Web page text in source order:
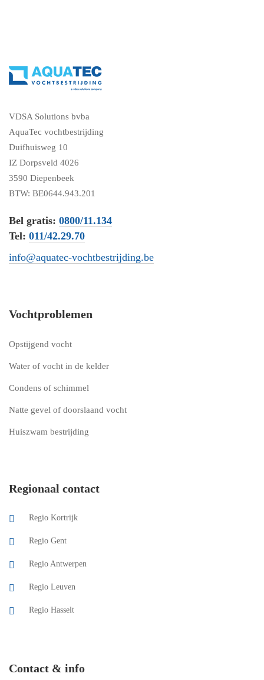
VDSA Solutions bvba
AquaTec vochtbestrijding
Duifhuisweg 10
IZ Dorpsveld 4026
3590 Diepenbeek
BTW: BE0644.943.201
Bel gratis: 0800/11.134
Tel: 011/42.29.70
info@aquatec-vochtbestrijding.be
Vochtproblemen
Opstijgend vocht
Water of vocht in de kelder
Condens of schimmel
Natte gevel of doorslaand vocht
Huiszwam bestrijding
Regionaal contact
Regio Kortrijk
Regio Gent
Regio Antwerpen
Regio Leuven
Regio Hasselt
Contact & info